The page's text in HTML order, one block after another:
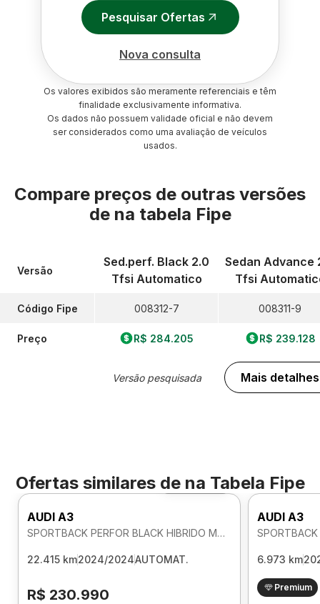
Pesquisar Ofertas
Nova consulta
Os valores exibidos são meramente referenciais e têm
finalidade exclusivamente informativa.
Os dados não possuem validade oficial e não devem
ser considerados como uma avaliação de veículos
usados.
Compare preços de outras versões
de na tabela Fipe
Versão
Código Fipe
Preço
Sed.perf. Black 2.0
Tfsi Automatico
008312-7
R$ 284.205
Versão pesquisada
Sedan Advance
Tfsi
008311-9
R$ 239.128
Mais detalhes
Ofertas similares de na Tabela Fipe
Foto 360º
AUDI A3
SPORTBACK PERFOR BLACK HIBRIDO MHEV 2.0 AUTOMATICO
22.415 km2024/2024AUTOMAT.
R$ 230.990
AUDI A3
6.973 km
Premium